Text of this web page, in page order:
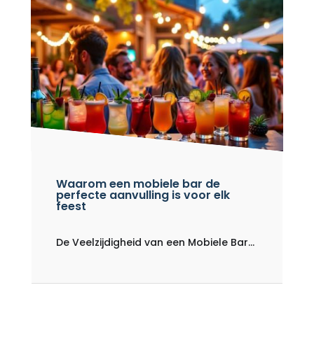
Waarom een mobiele bar de
perfecte aanvulling is voor elk
feest
De Veelzijdigheid van een Mobiele Bar...